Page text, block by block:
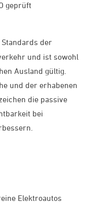
geprüft
der
und ist sowohl
Ausland gültig.
und der erhabenen
die passive
bei
Elektroautos